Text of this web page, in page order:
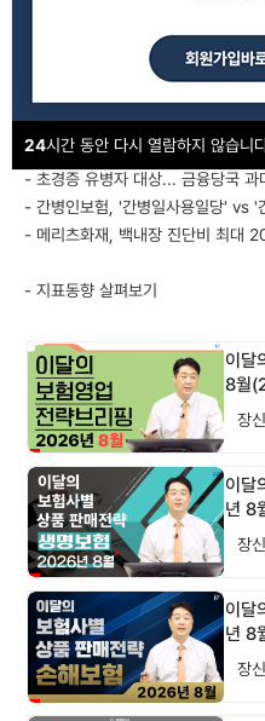
24시간 동안 다시 열람하지 않습니
1. FP와 함께 하는 이달의 이슈
2. FP를 위한 실전 상담 레시피
- 초경증 유병자 대상... 금융당국 과
- 간병인보험, '간병일사용일당' vs '
- 메리츠화재, 백내장 진단비 최대
- 지표동향 살펴보기
이달
8월
장
이달
년 8
장
이달
년 8
장